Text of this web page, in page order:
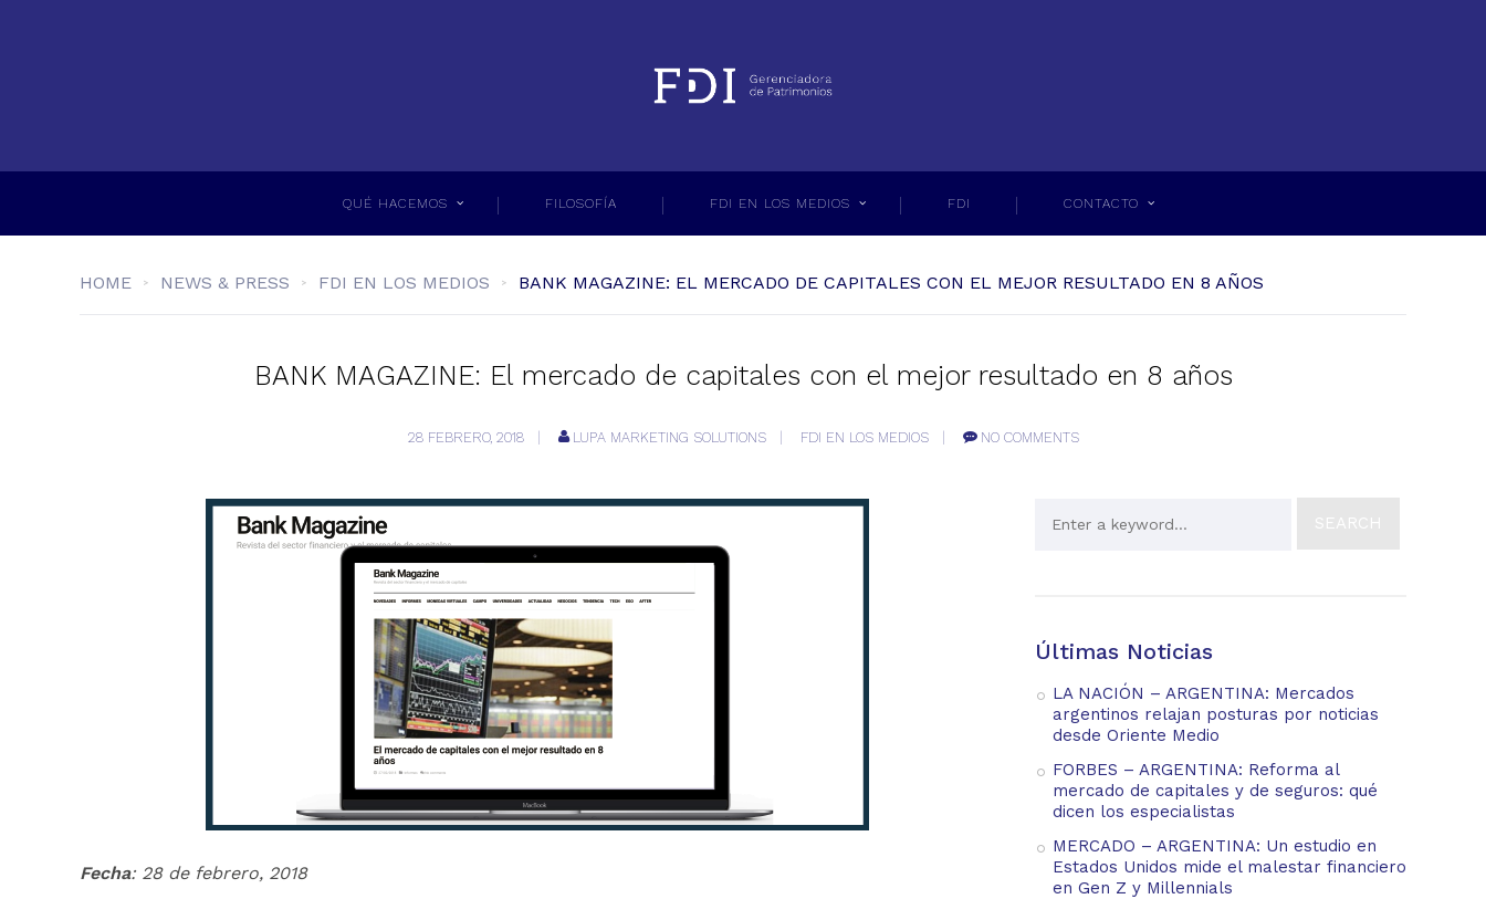
QUÉ HACEMOS FILOSOFÍA FDI EN LOS MEDIOS FDI CONTACTO
HOME NEWS & PRESS FDI EN LOS MEDIOS BANK MAGAZINE: EL MERCADO DE CAPITALES CON EL MEJOR RESULTADO EN 8 AÑOS
BANK MAGAZINE: El mercado de capitales con el mejor resultado en 8 años
28 FEBRERO, 2018 LUPA MARKETING SOLUTIONS FDI EN LOS MEDIOS NO COMMENTS
Fecha: 28 de febrero, 2018
Últimas Noticias
LA NACIÓN – ARGENTINA: Mercados
argentinos relajan posturas por noticias
desde Oriente Medio
FORBES – ARGENTINA: Reforma al
mercado de capitales y de seguros: qué
dicen los especialistas
MERCADO – ARGENTINA: Un estudio en
Estados Unidos mide el malestar financiero
en Gen Z y Millennials